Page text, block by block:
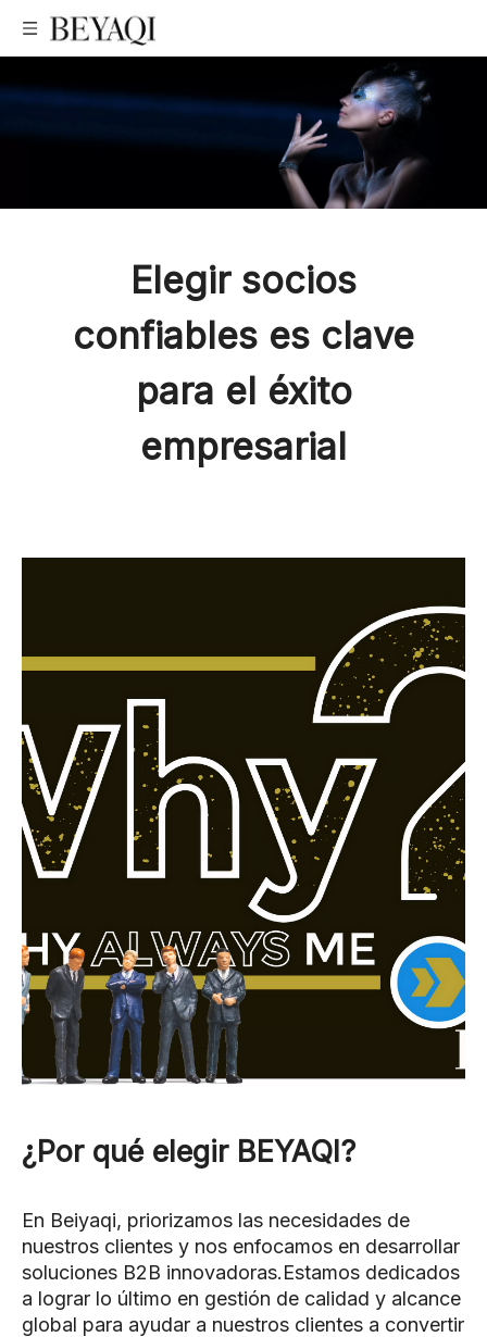
Embalaje
cosmético
personalizado
personalizados impulsan el
crecimiento de su marca
Elegir socios
confiables es clave
para el éxito
empresarial
¿Por qué elegir BEYAQI?
En Beiyaqi, priorizamos las necesidades de
nuestros clientes y nos enfocamos en desarrollar
soluciones B2B innovadoras.Estamos dedicados
a lograr lo último en gestión de calidad y alcance
global para ayudar a nuestros clientes a convertir